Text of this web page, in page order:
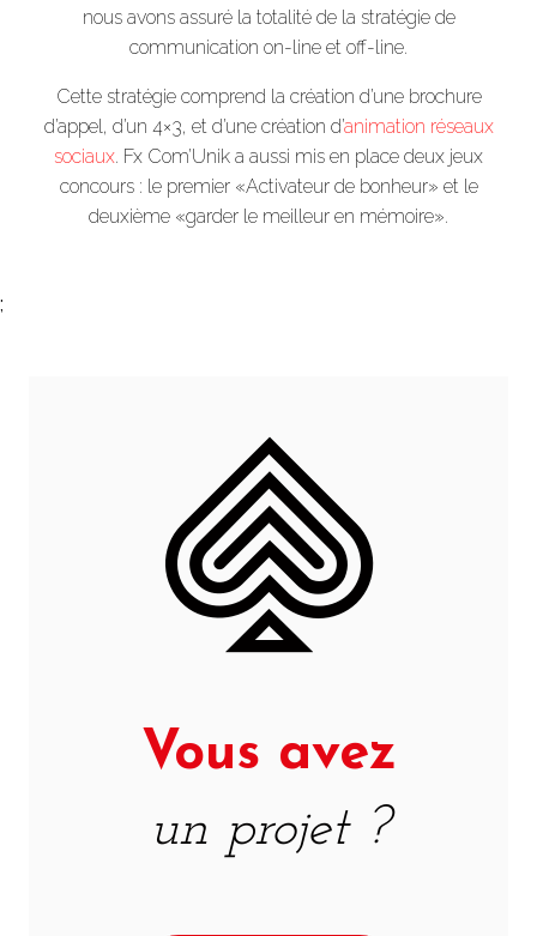
nous avons assuré la totalité de la stratégie de
communication on-line et off-line.
Cette stratégie comprend la création d’une brochure
d’appel, d’un 4×3, et d’une création d’animation réseaux
sociaux. Fx Com’Unik a aussi mis en place deux jeux
concours : le premier «Activateur de bonheur» et le
deuxième «garder le meilleur en mémoire».
;
Vous avez
un projet ?